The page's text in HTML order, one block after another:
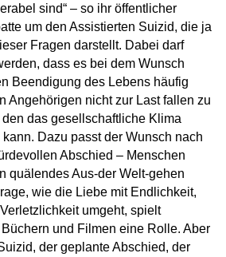
sind“ – so ihr öffentlicher
um den Assistierten Suizid, die ja
Fragen darstellt. Dabei darf
dass es bei dem Wunsch
Beendigung des Lebens häufig
Angehörigen nicht zur Last fallen zu
das gesellschaftliche Klima
Dazu passt der Wunsch nach
Abschied – Menschen
quälendes Aus-der Welt-gehen
wie die Liebe mit Endlichkeit,
umgeht, spielt
und Filmen eine Rolle. Aber
der geplante Abschied, der